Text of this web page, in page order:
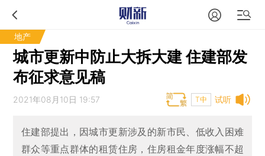
地产
城市更新中防止大拆大建 住建部发
布征求意见稿
试听
2021年08月10日 19:57 T中
住建部提出，因城市更新涉及的新市民、低收入困难
群众等重点群体的租赁住房，住房租金年度涨幅不超